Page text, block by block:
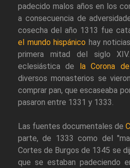
padecido malos años en los
a consecuencia de
cosecha del año 1313 fue
el mundo hispánico hay
primera mitad del siglo
eclesiástica de
la Corona
diversos monasterios se
comprar pan, que escaseaba
pasaron entre 1331 y 1333.
Las fuentes documentales de
parte, de 1333 como del
Cortes de Burgos de 1345 se
que se estaban padeciendo